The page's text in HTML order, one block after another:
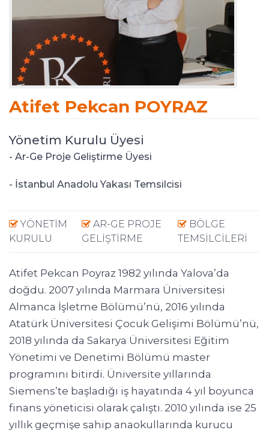
Atifet Pekcan POYRAZ
Yönetim Kurulu Üyesi
- Ar-Ge Proje Geliştirme Üyesi
- İstanbul Anadolu Yakası Temsilcisi
YÖNETIM
KURULU
AR-GE PROJE
GELIŞTIRME
BÖLGE
TEMSILCILERI
Atifet Pekcan Poyraz 1982 yılında Yalova’da
doğdu. 2007 yılında Marmara Üniversitesi
Almanca İşletme Bölümü’nü, 2016 yılında
Atatürk Üniversitesi Çocuk Gelişimi Bölümü’nü,
2018 yılında da Sakarya Üniversitesi Eğitim
Yönetimi ve Denetimi Bölümü master
programını bitirdi. Üniversite yıllarında
Siemens’te başladığı iş hayatında 4 yıl boyunca
finans yöneticisi olarak çalıştı. 2010 yılında ise 25
yıllık geçmişe sahip anaokullarında kurucu